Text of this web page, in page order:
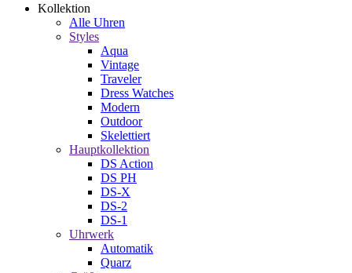
Kollektion
Alle Uhren
Styles
Aqua
Vintage
Traveler
Dress Watches
Modern
Outdoor
Skelettiert
Hauptkollektion
DS Action
DS PH
DS-X
DS-2
DS-1
Uhrwerk
Automatik
Quarz